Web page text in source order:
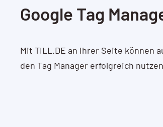
Google Tag
Mit TILL.DE an Ihrer Seite können
den Tag Manager erfolgreich